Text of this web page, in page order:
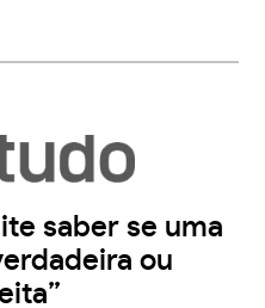
saber se uma
ou